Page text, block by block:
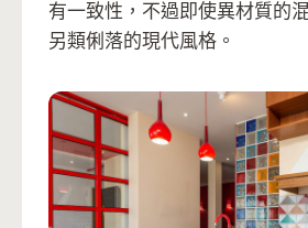
有一致性，不過即使異材質的
另類俐落的現代風格。